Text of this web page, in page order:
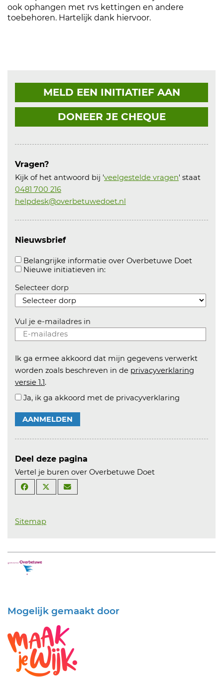
ook ophangen met rvs kettingen en andere
toebehoren. Hartelijk dank hiervoor.
MELD EEN INITIATIEF AAN
DONEER JE CHEQUE
Vragen?
Kijk of het antwoord bij 'veelgestelde vragen' staat
0481 700 216
helpdesk@overbetuwedoet.nl
Nieuwsbrief
Belangrijke informatie over Overbetuwe Doet
Nieuwe initiatieven in:Aanvinken om informatie over
Selecteer dorp
Vul je e-mailadres in
Ik ga ermee akkoord dat mijn gegevens verwerkt
worden zoals beschreven in de privacyverklaring
versie 1.1.
Ja, ik ga akkoord met de privacyverklaring
AANMELDEN
Deel deze pagina
Vertel je buren over Overbetuwe Doet
Sitemap
Mogelijk gemaakt door